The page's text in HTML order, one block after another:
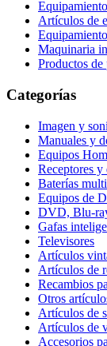
Artículos de
Maquinaria
Productos de
Categorías
Imagen y
Manuales y
Equipos
Receptores
Baterías
Equipos de
DVD, Blu-
Gafas
Televisores
Artículos
Artículos de
Recambios
Otros
Artículos de
Artículos de
Accesorios